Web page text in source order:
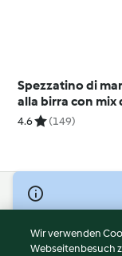
Spezzatino di
alla birra con mix
pepi
4.6 (149)
© Copyright 2026
Wir verwenden
Webseitenbesuch